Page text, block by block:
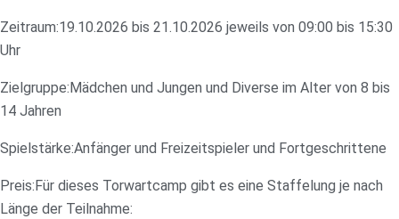
Zeitraum:19.10.2026 bis 21.10.2026 jeweils von 09:00 bis 15:30
Uhr
Zielgruppe: Mädchen und Jungen und Diverse im Alter von 8 bis
14 Jahren
Spielstärke:Anfänger und Freizeitspieler und Fortgeschrittene
Preis: Für dieses Torwartcamp gibt es eine Staffelung je nach
Länge der Teilnahme: